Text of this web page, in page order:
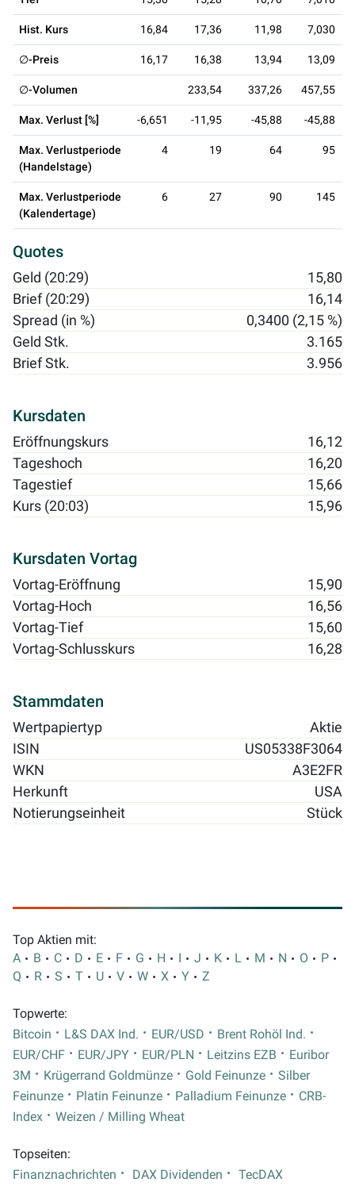
Hist. Kurs 16,84 17,36 11,98 7,030
∅-Preis 16,17 16,38 13,94 13,09
∅-Volumen 233,54 337,26 457,55
Max. Verlust [%] -6,651 -11,95 -45,88 -45,88
Max. Verlustperiode
(Handelstage)
4 19 64 95
Max. Verlustperiode
(Kalendertage)
6 27 90 145
Quotes
Geld (20:29)
15,80
Brief (20:29)
16,14
Spread (in %)
0,3400 (2,15 %)
Geld Stk.
3.165
Brief Stk.
3.956
Kursdaten
Eröffnungskurs
16,12
Tageshoch
16,20
Tagestief
15,66
Kurs (20:03)
15,96
Kursdaten Vortag
Vortag-Eröffnung
15,90
Vortag-Hoch
16,56
Vortag-Tief
15,60
Vortag-Schlusskurs
16,28
Stammdaten
Wertpapiertyp
Aktie
ISIN
US05338F3064
WKN
A3E2FR
Herkunft
USA
Notierungseinheit
Stück
Top Aktien mit:
A
B C D E F G H I J K L M N O
P
Q
R S T U V W X Y Z
Topwerte:
Bitcoin
L&S DAX Ind. EUR/USD
Brent Rohöl Ind.
EUR/CHF
EUR/JPY EUR/PLN Leitzins EZB
Euribor
3M
Krügerrand Goldmünze Gold Feinunze
Silber
Feinunze
Platin Feinunze Palladium Feinunze
CRB-
Index
Weizen / Milling Wheat
Topseiten:
Finanznachrichten
DAX Dividenden TecDAX